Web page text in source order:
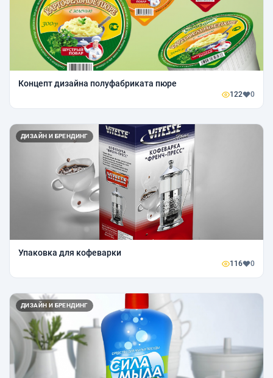
Концепт дизайна полуфабриката пюре
122 0
ДИЗАЙН И БРЕНДИНГ
Упаковка для кофеварки
116 0
ДИЗАЙН И БРЕНДИНГ